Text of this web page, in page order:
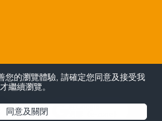
您的瀏覽體驗, 請確定您同意及接受我
才繼續瀏覽。
同意及關閉
Reserved.